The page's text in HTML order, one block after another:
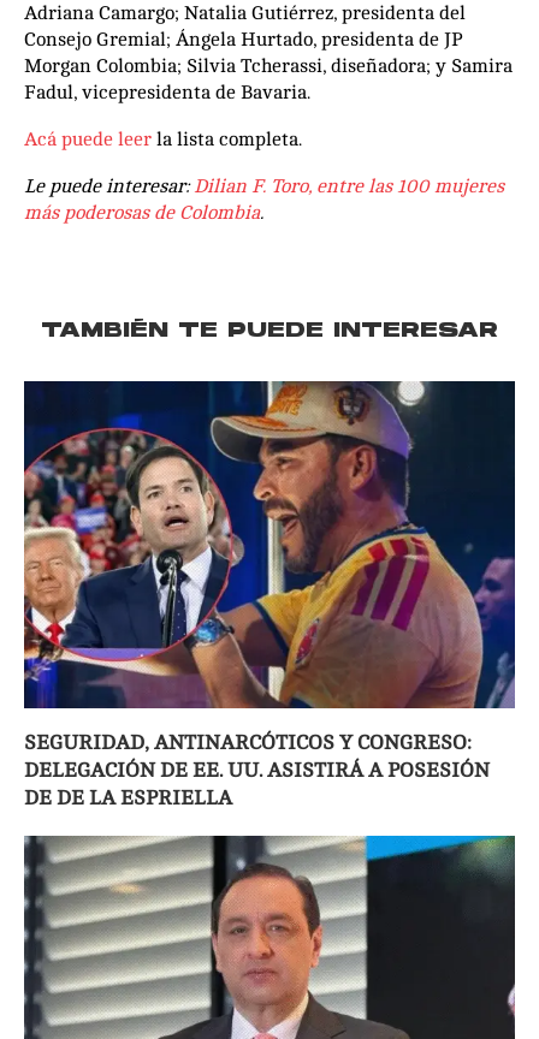
Adriana Camargo; Natalia Gutiérrez, presidenta del
Consejo Gremial; Ángela Hurtado, presidenta de JP
Morgan Colombia; Silvia Tcherassi, diseñadora; y Samira
Fadul, vicepresidenta de Bavaria.
Acá puede leer la lista completa.
Le puede interesar:Dilian F. Toro, entre las 100 mujeres
más poderosas de Colombia.
TAMBIÉN TE PUEDE INTERESAR
SEGURIDAD, ANTINARCÓTICOS Y CONGRESO:
DELEGACIÓN DE EE. UU. ASISTIRÁ A POSESIÓN
DE DE LA ESPRIELLA